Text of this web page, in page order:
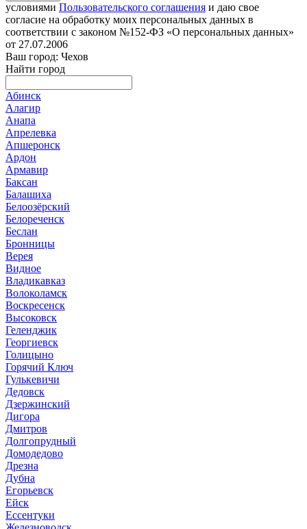
условиями Пользовательского соглашения и даю свое
согласие на обработку моих персональных данных в
соответствии с законом №152-ФЗ «О персональных данных»
от 27.07.2006
Ваш город: Чехов
Найти город
Абинск
Алагир
Анапа
Апрелевка
Апшеронск
Ардон
Армавир
Баксан
Балашиха
Белоозёрский
Белореченск
Беслан
Бронницы
Верея
Видное
Владикавказ
Волоколамск
Воскресенск
Высоковск
Геленджик
Георгиевск
Голицыно
Горячий Ключ
Гулькевичи
Дедовск
Дзержинский
Дигора
Дмитров
Долгопрудный
Домодедово
Дрезна
Дубна
Егорьевск
Ейск
Ессентуки